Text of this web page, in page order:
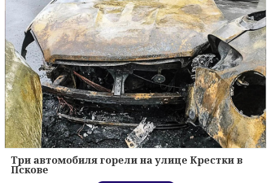
Три автомобиля горели на улице Крестки в
Пскове